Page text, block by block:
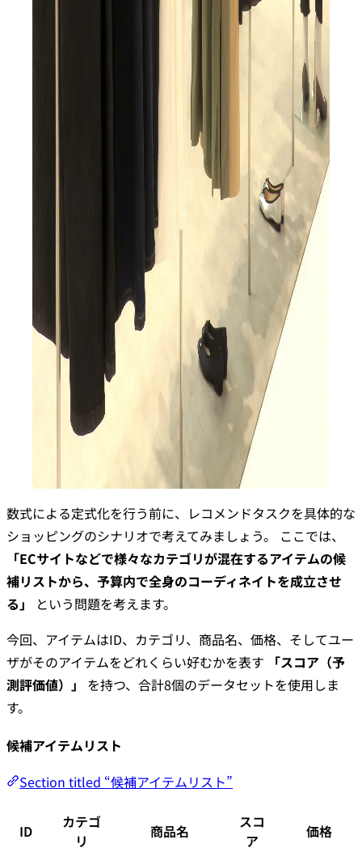
数式による定式化を行う前に、レコメンドタスクを具体的な
ショッピングのシナリオで考えてみましょう。 ここでは、
「ECサイトなどで様々なカテゴリが混在するアイテムの候
補リストから、予算内で全身のコーディネイトを成立させ
る」
という問題を考えます。
今回、アイテムはID、カテゴリ、商品名、価格、そしてユー
ザがそのアイテムをどれくらい好むかを表す
「スコア（予
測評価値）」
を持つ、合計8個のデータセットを使用しま
す。
候補アイテムリスト
Section titled “候補アイテムリスト”
ID
カテゴ
リ
商品名
スコ
ア
価格